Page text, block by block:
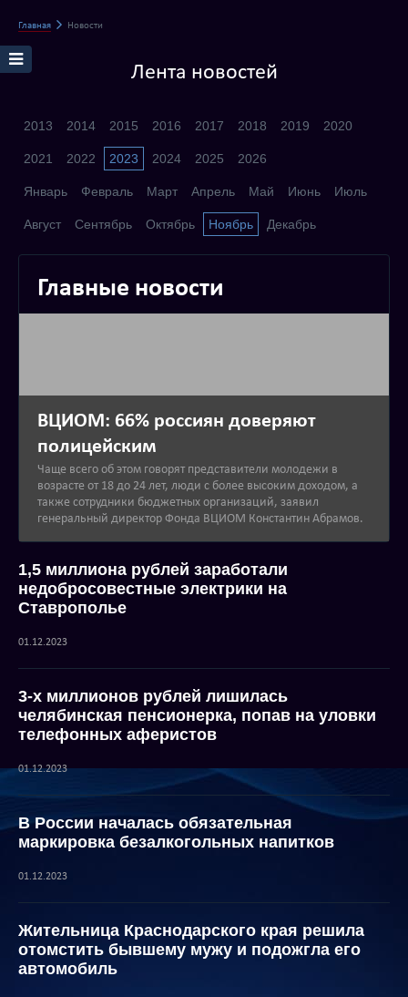
Главная Новости
Лента новостей
2013 2014 2015 2016 2017 2018 2019 2020
2021 2022 2023 2024 2025 2026
Январь Февраль Март Апрель Май Июнь Июль
Август Сентябрь Октябрь Ноябрь Декабрь
Главные новости
ВЦИОМ: 66% россиян доверяют
полицейским
Чаще всего об этом говорят представители молодежи в
возрасте от 18 до 24 лет, люди с более высоким доходом, а
также сотрудники бюджетных организаций, заявил
генеральный директор Фонда ВЦИОМ Константин Абрамов.
1,5 миллиона рублей заработали
недобросовестные электрики на
Ставрополье
01.12.2023
3-х миллионов рублей лишилась
челябинская пенсионерка, попав на уловки
телефонных аферистов
01.12.2023
В России началась обязательная
маркировка безалкогольных напитков
01.12.2023
Жительница Краснодарского края решила
отомстить бывшему мужу и подожгла его
автомобиль